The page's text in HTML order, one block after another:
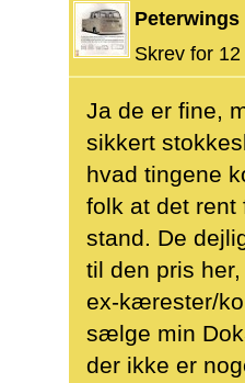
Peterwings
Skrev for
Ja de er fine,
sikkert
hvad tingene
folk at det rent
stand. De
til den pris
ex-kærester/
sælge min
der ikke er